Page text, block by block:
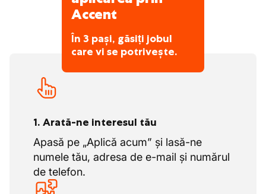
Accent
În 3 pași, găsiți jobul
care vi se potrivește.
1. Arată-ne interesul tău
Apasă pe „Aplică acum” și lasă-ne
numele tău, adresa de e-mail și numărul
de telefon.